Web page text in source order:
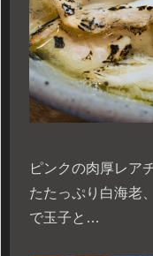
ピンクの肉厚レア
たたっぷり白海老
で玉子と…